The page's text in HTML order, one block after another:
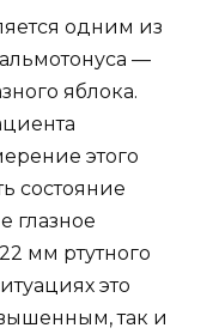
одним из
—
яблока.
этого
состояние
глазное
мм ртутного
это
так и